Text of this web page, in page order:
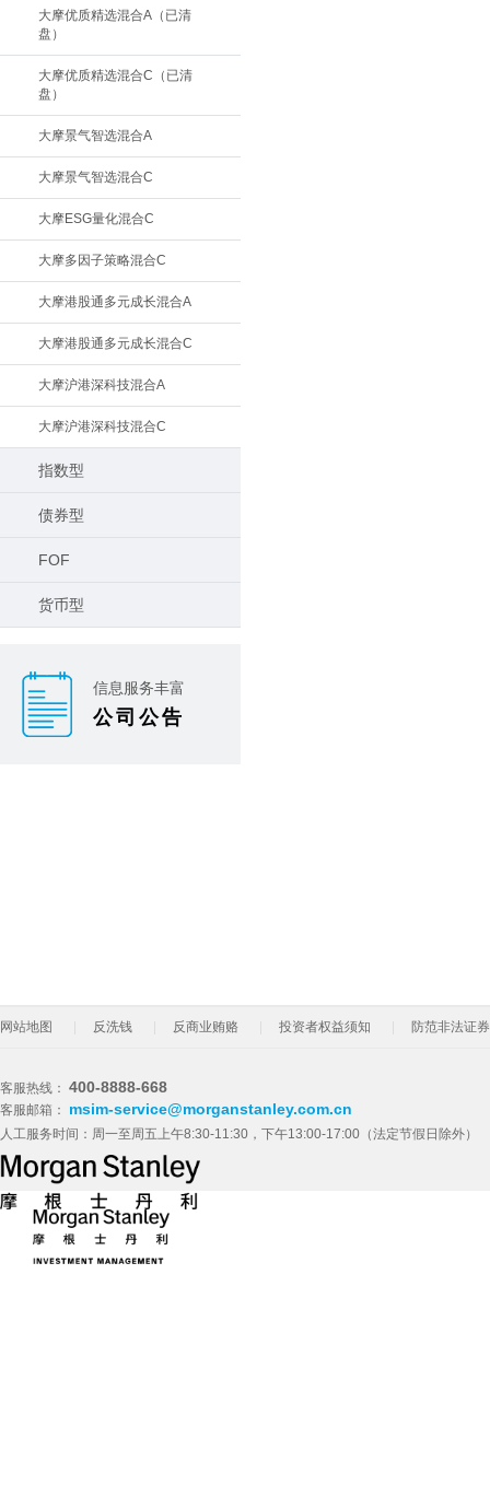
大摩优质精选混合A（已清
盘）
大摩优质精选混合C（已清
盘）
大摩景气智选混合A
大摩景气智选混合C
大摩ESG量化混合C
大摩多因子策略混合C
大摩港股通多元成长混合A
大摩港股通多元成长混合C
大摩沪港深科技混合A
大摩沪港深科技混合C
指数型
债券型
FOF
货币型
信息服务丰富
公司公告
网站地图 反洗钱 反商业贿赂 投资者权益须知 防范非法证
客服热线： 400-8888-668
客服邮箱： msim-service@morganstanley.com.cn
人工服务时间：周一至周五上午8:30-11:30，下午13:00-17:00（法定节假日除外）